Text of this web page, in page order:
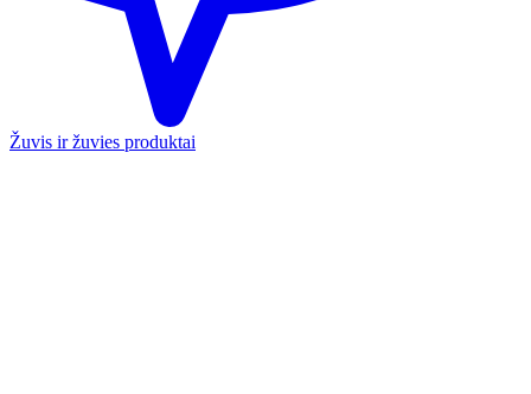
Žuvis ir žuvies produktai